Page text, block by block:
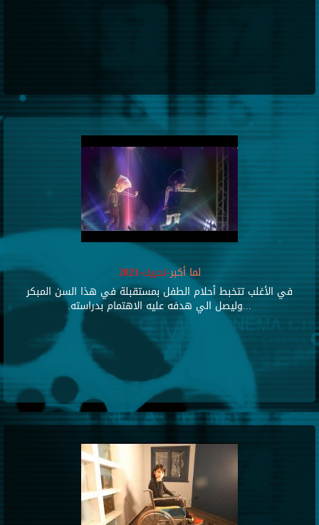
لما أكبر-تحريك-2021
في الأغلب تتخبط أحلام الطفل بمستقبلة في هذا السن المبكر
...وليصل الي هدفه عليه الاهتمام بدراسته.